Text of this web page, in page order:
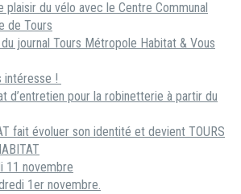
plaisir du vélo avec le Centre Communal
de Tours
journal Tours Métropole Habitat & Vous
intéresse !
d’entretien pour la robinetterie à partir du
fait évoluer son identité et devient TOURS
11 novembre
1er novembre.